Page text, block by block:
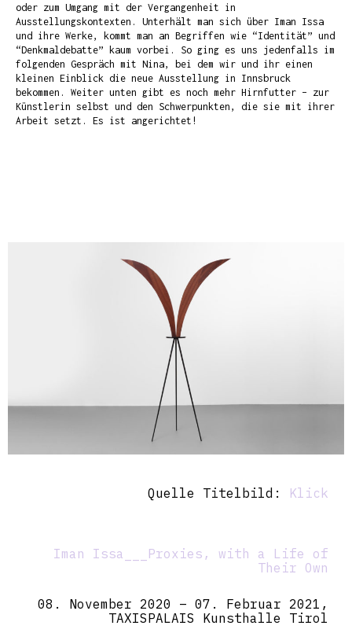
oder zum Umgang mit der Vergangenheit in
Ausstellungskontexten. Unterhält man sich über Iman Issa
und ihre Werke, kommt man an Begriffen wie “Identität” und
“Denkmaldebatte” kaum vorbei. So ging es uns jedenfalls im
folgenden Gespräch mit Nina, bei dem wir und ihr einen
kleinen Einblick die neue Ausstellung in Innsbruck
bekommen. Weiter unten gibt es noch mehr Hirnfutter – zur
Künstlerin selbst und den Schwerpunkten, die sie mit ihrer
Arbeit setzt. Es ist angerichtet!
Quelle Titelbild: Klick
Iman Issa___Proxies, with a Life of
Their Own
08. November 2020 – 07. Februar 2021,
TAXISPALAIS Kunsthalle Tirol